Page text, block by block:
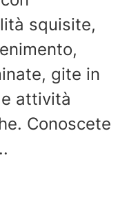
squisite,
gite in
attività
Conoscete